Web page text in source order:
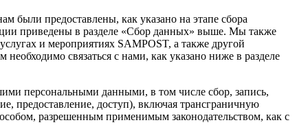
были предоставлены, как указано на этапе сбора
приведены в разделе «Сбор данных» выше. Мы также
и мероприятиях SAMPOST, а также другой
связаться с нами, как указано ниже в разделе
персональными данными, в том числе сбор, запись,
предоставление, доступ), включая трансграничную
разрешенным применимым законодательством, как с